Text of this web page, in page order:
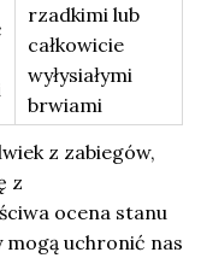
rzadkimi lub
całkowicie
wyłysiałymi
brwiami
z zabiegów,
z
ocena stanu
uchronić nas